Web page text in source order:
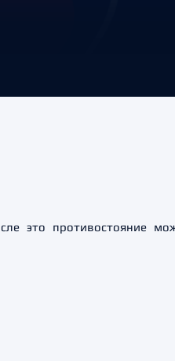
это противостояние